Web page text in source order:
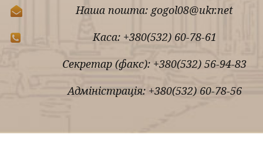
Наша пошта: gogol08@ukr.net
Каса: +380(532) 60-78-61
Секретар (факс): +380(532) 56-94-83
Адміністрація: +380(532) 60-78-56